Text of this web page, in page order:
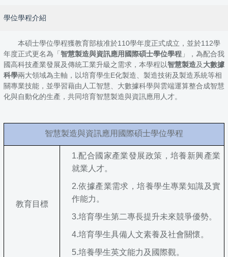
學位學程介紹
本碩士學位學程獲教育部核准於110學年度正式成立，並於112學
年度正式更名為「 智慧製造與資訊應用國際碩士學位學程 」，為配合我
國高科技產業發展及傳統工業升級之需求，本學程以智慧製造及大數據
科學兩大領域為主軸，以培育學生E化製造、製造技術及製造系統等相
關專業技能，並學習藉由人工智慧、大數據科學與雲端運算整合成智慧
化與自動化的生產，共同培育智慧製造與資訊應用人才。
智慧製造與資訊應用國際碩士學位學程
教育目標
1.配合國家產業發展政策，培養新興產業
就業人才。
2.依據產業需求，培養學生專業知識及實
作能力。
3.培育學生第二專長提升未來競爭優勢。
4.培育學生具備人文素養及社會關懷。
5.培養學生英文能力及國際觀。